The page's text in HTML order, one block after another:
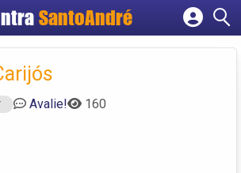
SantoAndré
Cadastrar empresa
Criar conta
Avalie! 160